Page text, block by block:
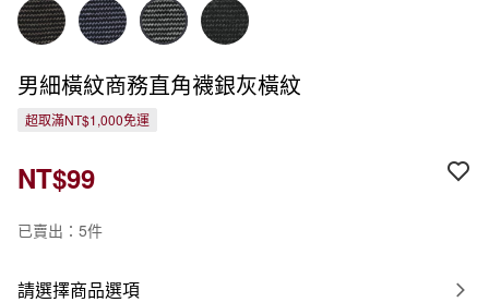
男細橫紋商務直角襪銀灰橫紋
超取滿NT$1,000免運
NT$99
已賣出：5件
請選擇商品選項